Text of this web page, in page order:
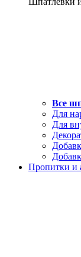
Все
Для
Для
Пропитки и